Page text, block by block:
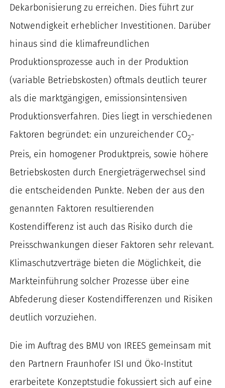
Dekarbonisierung zu erreichen. Dies führt zur
Notwendigkeit erheblicher Investitionen. Darüber
hinaus sind die klimafreundlichen
Produktionsprozesse auch in der Produktion
(variable Betriebskosten) oftmals deutlich teurer
als die marktgängigen, emissionsintensiven
Produktionsverfahren. Dies liegt in verschiedenen
Faktoren begründet: ein unzureichender CO2-
Preis, ein homogener Produktpreis, sowie höhere
Betriebskosten durch Energieträgerwechsel sind
die entscheidenden Punkte. Neben der aus den
genannten Faktoren resultierenden
Kostendifferenz ist auch das Risiko durch die
Preisschwankungen dieser Faktoren sehr relevant.
Klimaschutzverträge bieten die Möglichkeit, die
Markteinführung solcher Prozesse über eine
Abfederung dieser Kostendifferenzen und Risiken
deutlich vorzuziehen.
Die im Auftrag des BMU von IREES gemeinsam mit
den Partnern Fraunhofer ISI und Öko-Institut
erarbeitete Konzeptstudie fokussiert sich auf eine